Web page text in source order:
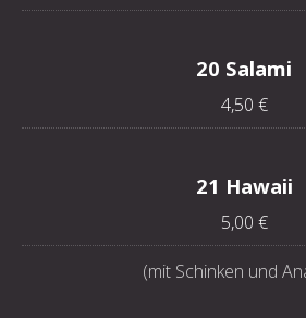
20 Salami
4,50 €
21 Hawaii
5,00 €
(mit Schinken und